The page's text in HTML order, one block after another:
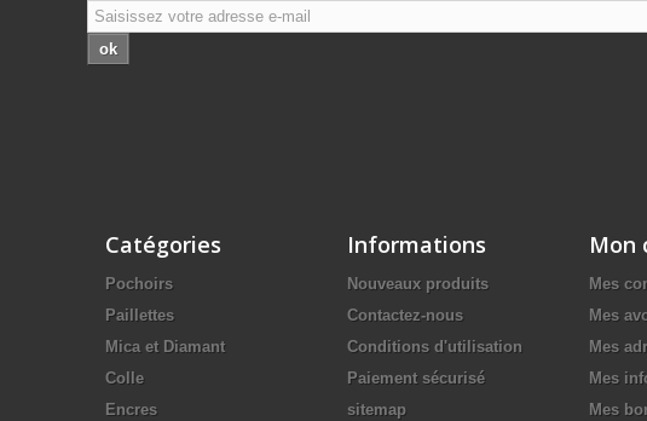
ok
Catégories
Pochoirs
Paillettes
Mica et Diamant
Colle
Encres
Informations
Nouveaux produits
Contactez-nous
Conditions d'utilisation
Paiement sécurisé
sitemap
Mon
Mes
Mes
Mes
Mes
Mes